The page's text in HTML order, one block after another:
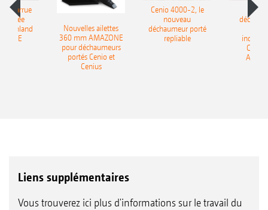
charrue
portée
Onland
Nouvelles ailettes
360 mm AMAZONE
pour déchaumeurs
portés Cenio et
Cenius
Cenio 4000-2, le
nouveau
déchaumeur porté
repliable
Liens supplémentaires
Vous trouverez ici plus d'informations sur le travail du